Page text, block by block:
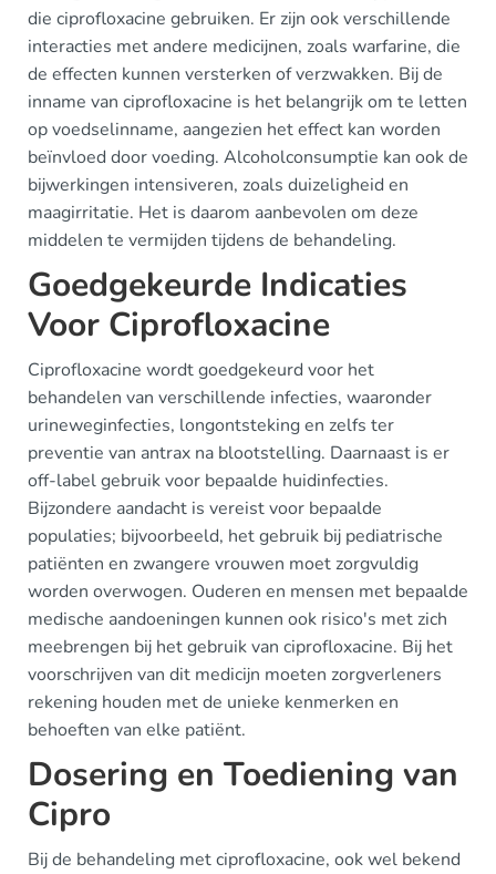
die ciprofloxacine gebruiken. Er zijn ook verschillende
interacties met andere medicijnen, zoals warfarine, die
de effecten kunnen versterken of verzwakken. Bij de
inname van ciprofloxacine is het belangrijk om te letten
op voedselinname, aangezien het effect kan worden
beïnvloed door voeding. Alcoholconsumptie kan ook de
bijwerkingen intensiveren, zoals duizeligheid en
maagirritatie. Het is daarom aanbevolen om deze
middelen te vermijden tijdens de behandeling.
Goedgekeurde Indicaties
Voor Ciprofloxacine
Ciprofloxacine wordt goedgekeurd voor het
behandelen van verschillende infecties, waaronder
urineweginfecties, longontsteking en zelfs ter
preventie van antrax na blootstelling. Daarnaast is er
off-label gebruik voor bepaalde huidinfecties.
Bijzondere aandacht is vereist voor bepaalde
populaties; bijvoorbeeld, het gebruik bij pediatrische
patiënten en zwangere vrouwen moet zorgvuldig
worden overwogen. Ouderen en mensen met bepaalde
medische aandoeningen kunnen ook risico's met zich
meebrengen bij het gebruik van ciprofloxacine. Bij het
voorschrijven van dit medicijn moeten zorgverleners
rekening houden met de unieke kenmerken en
behoeften van elke patiënt.
Dosering en Toediening van
Cipro
Bij de behandeling met ciprofloxacine, ook wel bekend